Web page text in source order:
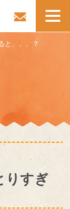
と、、、？
りすぎ